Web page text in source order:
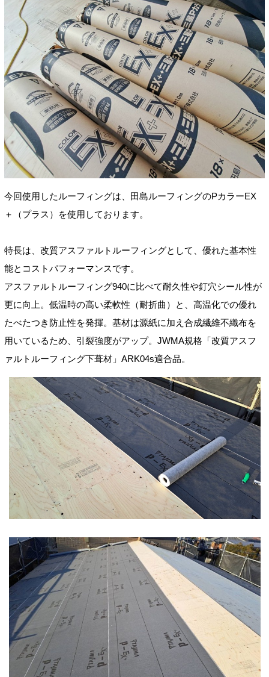
今回使用したルーフィングは、田島ルーフィングのPカラーEX
＋（プラス）を使用しております。
特長は、改質アスファルトルーフィングとして、優れた基本性
能とコストパフォーマンスです。
アスファルトルーフィング940に比べて耐久性や釘穴シール性が
更に向上。低温時の高い柔軟性（耐折曲）と、高温化での優れ
たべたつき防止性を発揮。基材は源紙に加え合成繊維不織布を
用いているため、引裂強度がアップ。JWMA規格「改質アスフ
ァルトルーフィング下葺材」ARK04s適合品。